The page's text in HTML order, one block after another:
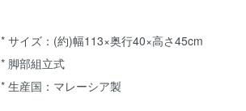
* サイズ：(約)幅113×奥行40×高さ45cm
* 脚部組立式
* 生産国：マレーシア製